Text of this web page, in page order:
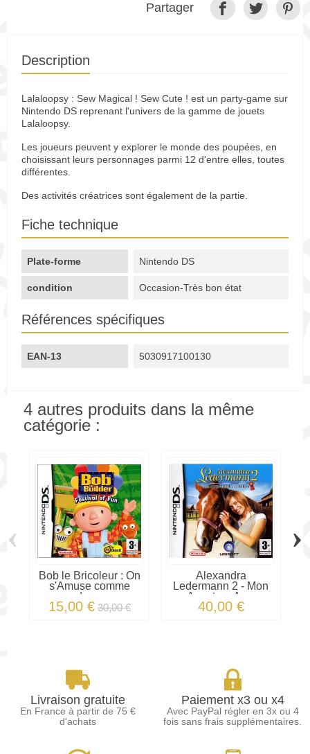
Partager
Description
Lalaloopsy : Sew Magical ! Sew Cute ! est un party-game sur
Nintendo DS reprenant l'univers de la gamme de jouets
Lalaloopsy.
Les joueurs peuvent y explorer le monde des poupées, en
choisissant leurs personnages parmi 12 d'entre elles, toutes
différentes.
Des activités créatrices sont également de la partie.
Fiche technique
Plate-forme Nintendo DS
condition Occasion-Très bon état
Références spécifiques
EAN-13 5030917100130
4 autres produits dans la même
catégorie :
Bob le Bricoleur : On
s'Amuse comme
des...
15,00 € 30,00 €
Alexandra
Ledermann 2 - Mon
Aventure Au...
40,00 €
‹ ›
Livraison gratuite
En France à partir de 75 €
d'achats
Paiement x3 ou x4
Avec PayPal régler en 3x ou 4
fois sans frais supplémentaires.